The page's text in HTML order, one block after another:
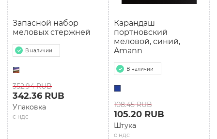
Запасной набор
меловых стержней
В наличии
352.94 RUB
с ндс
342.36 RUB
Упаковка
Карандаш
портновский
меловой, синий,
Amann
В наличии
108.45 RUB
с ндс
105.20 RUB
Штука